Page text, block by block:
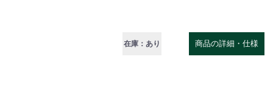
在庫：あり 商品の詳細・仕様